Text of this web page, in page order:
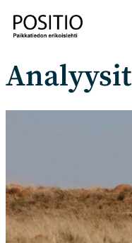
suoraan
sisältöön
Analyysit